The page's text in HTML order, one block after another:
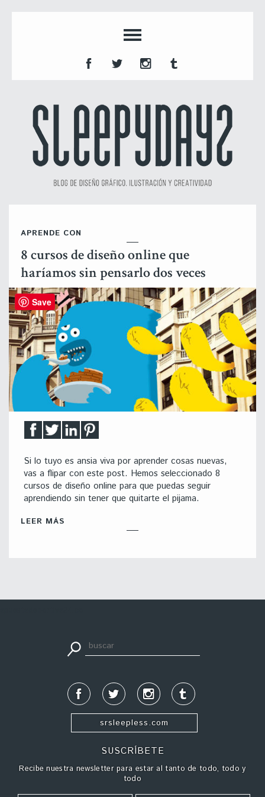
APRENDE CON
8 cursos de diseño online que
haríamos sin pensarlo dos veces
Si lo tuyo es ansia viva por aprender cosas nuevas,
vas a flipar con este post. Hemos seleccionado 8
cursos de diseño online para que puedas seguir
aprendiendo sin tener que quitarte el pijama.
LEER MÁS
srsleepless.com
SUSCRÍBETE
Recibe nuestra newsletter para estar al tanto de todo, todo y
todo
Save